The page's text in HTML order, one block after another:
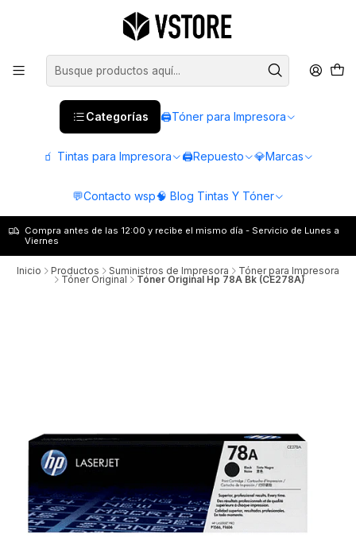
Categorías 🖨️Tóner para Impresora
🧃 Tintas para Impresora 🖨️Repuesto 💎Marcas
💬Contacto wsp🧠 Blog Tintas Y Tóner
Compra antes de las 12:00 y recibe el mismo día - Servicio de Lunes a
Viernes
Inicio Productos Suministros de Impresora Tóner para Impresora
Tóner Original Tóner Original Hp 78A Bk (CE278A)